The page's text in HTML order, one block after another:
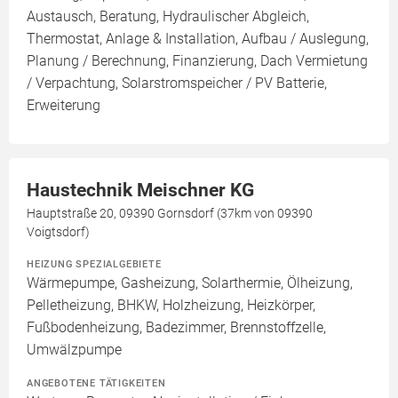
Austausch, Beratung, Hydraulischer Abgleich,
Thermostat, Anlage & Installation, Aufbau / Auslegung,
Planung / Berechnung, Finanzierung, Dach Vermietung
/ Verpachtung, Solarstromspeicher / PV Batterie,
Erweiterung
Haustechnik Meischner KG
Hauptstraße 20, 09390 Gornsdorf (37km von 09390
Voigtsdorf)
HEIZUNG SPEZIALGEBIETE
Wärmepumpe, Gasheizung, Solarthermie, Ölheizung,
Pelletheizung, BHKW, Holzheizung, Heizkörper,
Fußbodenheizung, Badezimmer, Brennstoffzelle,
Umwälzpumpe
ANGEBOTENE TÄTIGKEITEN